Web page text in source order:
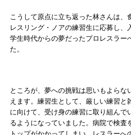
こうして原点に立ち返った林さんは、
レスリング・ノアの練習生に応募し、
学生時代からの夢だったプロレスラー
た。
ところが、夢への挑戦は思いもよらな
えます。練習生として、厳しい練習と
に向けて、受け身の練習に取り組んで
るようになっていました。病院で検査